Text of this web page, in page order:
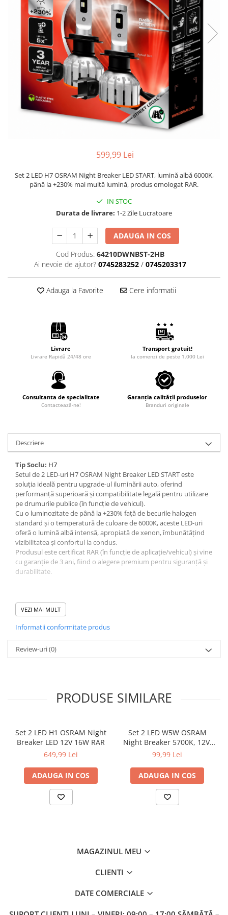
599,99 Lei
Set 2 LED H7 OSRAM Night Breaker LED START, lumină albă 6000K,
până la +230% mai multă lumină, produs omologat RAR.
IN STOC
Durata de livrare: 1-2 Zile Lucratoare
ADAUGA IN COS
Cod Produs: 64210DWNBST-2HB
Ai nevoie de ajutor? 0745283252 / 0745203317
Adauga la Favorite Cere informatii
Livrare
Livrare Rapidă 24/48 ore
Transport gratuit!
la comenzi de peste 1.000 Lei
Consultanta de specialitate
Contactează-ne!
Garanția calității produselor
Branduri originale
Descriere
Tip Soclu: H7
Setul de 2 LED-uri H7 OSRAM Night Breaker LED START este
soluția ideală pentru upgrade-ul iluminării auto, oferind
performanță superioară și compatibilitate legală pentru utilizare
pe drumurile publice (în funcție de vehicul).
Cu o luminozitate de până la +230% față de becurile halogen
standard și o temperatură de culoare de 6000K, aceste LED-uri
oferă o lumină albă intensă, apropiată de xenon, îmbunătățind
vizibilitatea și confortul la condus.
Produsul este certificat RAR (în funcție de aplicație/vehicul) și vine
cu garanție de 3 ani, fiind o alegere premium pentru siguranță și
durabilitate.
Până la +230% mai multă lumină
Lumină albă rece 6000K (aspect modern)
Produs omologat RAR (în funcție de vehicul)
Durată de viață extinsă
Consum redus de energie
Garanție 3 ani
Tip bec: LED H7
Flux luminos: aprox. 1500 lm
Gamă: Night Breaker LED START
Cantitate: 2 buc
VEZI MAI MULT
Informatii conformitate produs
Review-uri(0)
PRODUSE SIMILARE
Set 2 LED H1 OSRAM Night
Breaker LED 12V 16W RAR
649,99 Lei
ADAUGA IN COS
Set 2 LED W5W OSRAM
Night Breaker 5700K, 12V,
certificat RAR
99,99 Lei
ADAUGA IN COS
MAGAZINUL MEU
CLIENTI
DATE COMERCIALE